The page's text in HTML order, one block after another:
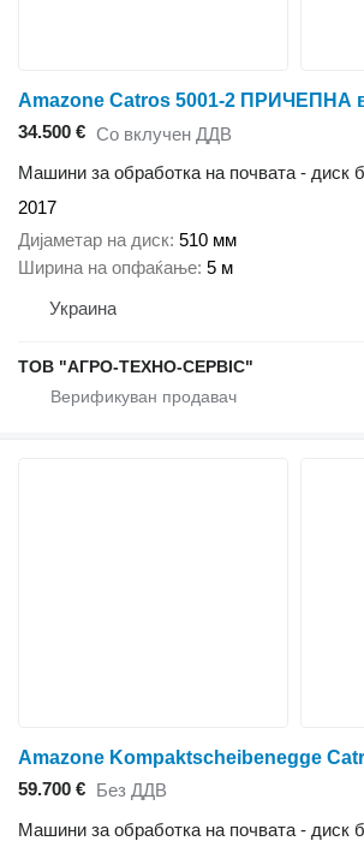
Amazone Catros 5001-2 ПРИЧЕПНА
34.500 € Со вклучен ДДВ
Машини за обработка на почвата - диск
2017
Дијаметар на диск 510 мм
Ширина на опфаќање 5 м
Украина
ТОВ "АГРО-ТЕХНО-СЕРВІС"
Amazone Kompaktscheibenegge
59.700 €
Без ДДВ
Машини за обработка на почвата - диск